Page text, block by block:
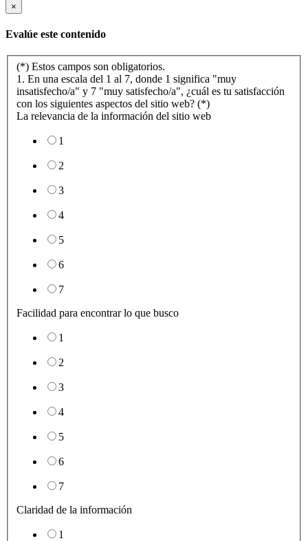
×
Evalúe este contenido
(*) Estos campos son obligatorios.
1. En una escala del 1 al 7, donde 1 significa "muy
insatisfecho/a" y 7 "muy satisfecho/a", ¿cuál es tu satisfacción
con los siguientes aspectos del sitio web? (*)
La relevancia de la información del sitio web
1
2
3
4
5
6
7
Facilidad para encontrar lo que busco
1
2
3
4
5
6
7
Claridad de la información
1